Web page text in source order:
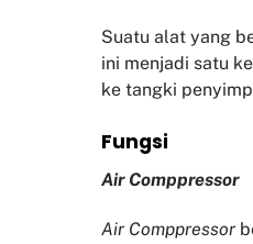
Suatu alat yang
ini menjadi satu
ke tangki
Fungsi
Air Comppressor
Air Comppressor